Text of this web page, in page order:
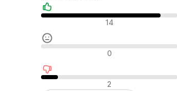
Avaliações positivas
14
Avaliações neutras
0
Avaliações negativas
2